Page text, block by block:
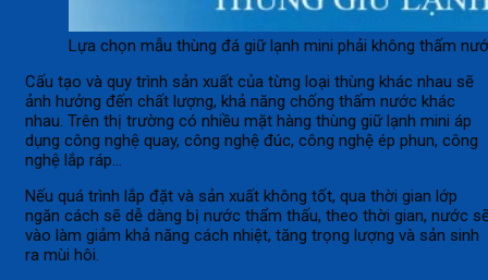
Lựa chọn mẫu thùng đá giữ lạnh mini phải không thấm
Cấu tạo và quy trình sản xuất của từng loại thùng khác nhau sẽ
ảnh hưởng đến chất lượng, khả năng chống thấm nước khác
nhau. Trên thị trường có nhiều mặt hàng thùng giữ lạnh mini áp
dụng công nghệ quay, công nghệ đúc, công nghệ ép phun, công
nghệ lắp ráp…
Nếu quá trình lắp đặt và sản xuất không tốt, qua thời gian lớp
ngăn cách sẽ dễ dàng bị nước thẩm thấu, theo thời gian, nước
vào làm giảm khả năng cách nhiệt, tăng trọng lượng và sản sinh
ra mùi hôi.